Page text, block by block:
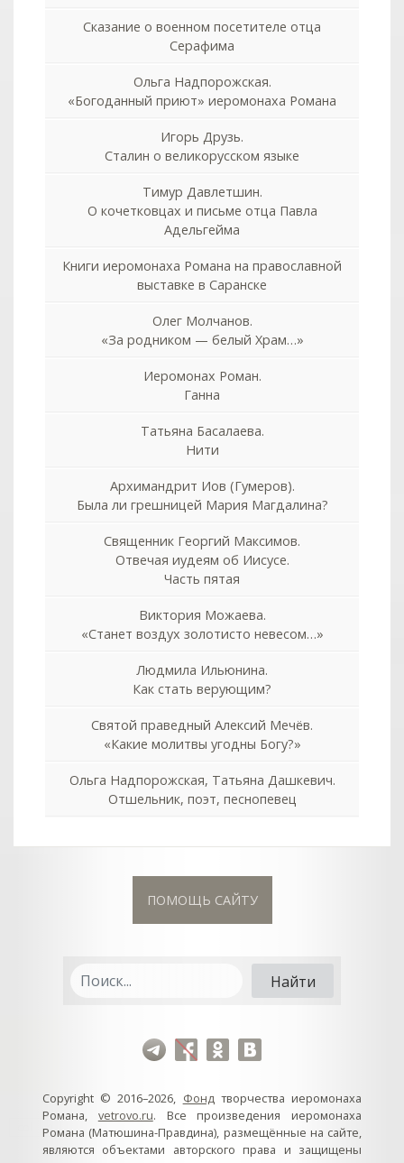
0
Сказание о военном посетителе отца
Серафима
Ольга Надпорожская.
«Богоданный приют» иеромонаха Романа
Игорь Друзь.
Сталин о великорусском языке
Тимур Давлетшин.
О кочетковцах и письме отца Павла
Адельгейма
Книги иеромонаха Романа на православной
выставке в Саранске
Олег Молчанов.
«За родником — белый Храм…»
Иеромонах Роман.
Ганна
Татьяна Басалаева.
Нити
Архимандрит Иов (Гумеров).
Была ли грешницей Мария Магдалина?
Священник Георгий Максимов.
Отвечая иудеям об Иисусе.
Часть пятая
Виктория Можаева.
«Станет воздух золотисто невесом…»
Людмила Ильюнина.
Как стать верующим?
Святой праведный Алексий Мечёв.
«Какие молитвы угодны Богу?»
Ольга Надпорожская, Татьяна Дашкевич.
Отшельник, поэт, песнопевец
ПОМОЩЬ САЙТУ
Copyright © 2016–2026, Фондтворчества иеромонаха
Романа, vetrovo.ru. Все произведения иеромонаха
Романа (Матюшина-Правдина), размещённые на сайте,
являются объектами авторского права и защищены